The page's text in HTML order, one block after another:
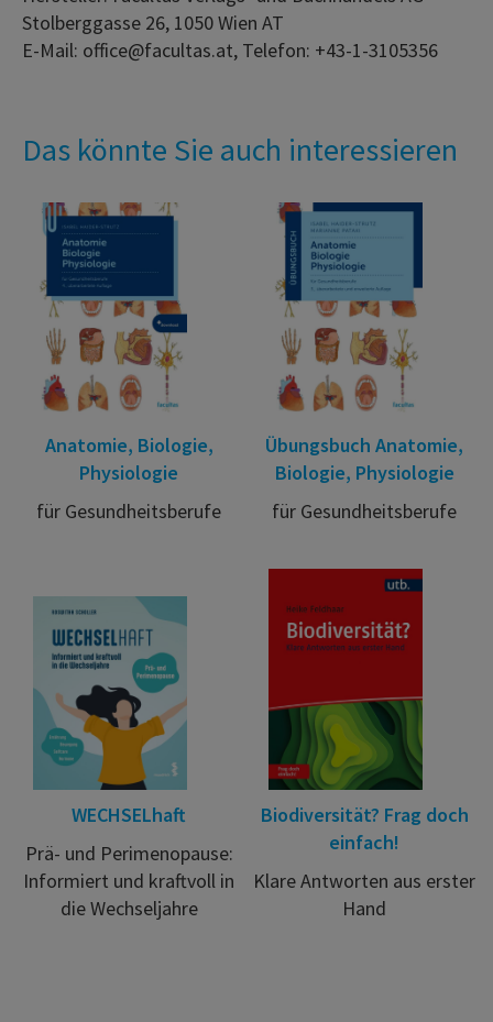
Stolberggasse 26, 1050 Wien AT
E-Mail: office@facultas.at, Telefon: +43-1-3105356
Das könnte Sie auch interessieren
Anatomie, Biologie,
Physiologie
für Gesundheitsberufe
Übungsbuch Anatomie,
Biologie, Physiologie
für Gesundheitsberufe
WECHSELhaft
Prä- und Perimenopause:
Informiert und kraftvoll in
die Wechseljahre
Biodiversität? Frag doch
einfach!
Klare Antworten aus erster
Hand